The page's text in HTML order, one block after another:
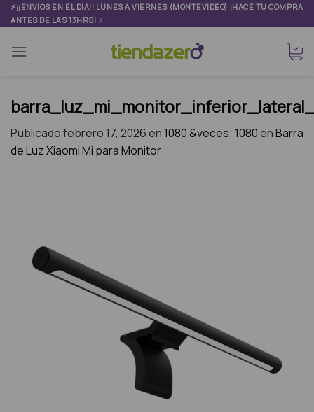
Skip
to
⚡¡¡ENVÍOS EN EL DÍA!! LUNES A VIERNES (MONTEVIDEO) ¡HACÉ TU COMPRA
ANTES DE LAS 13HRS! ⚡
Publicadofebrero 17, 2026en1080 &veces; 1080enBarra
de Luz Xiaomi Mi para Monitor